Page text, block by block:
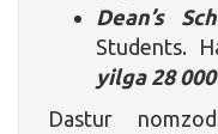
Dean’s
Students.
yilga 28 000
Dastur